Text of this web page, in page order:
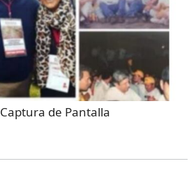
Captura de Pantalla